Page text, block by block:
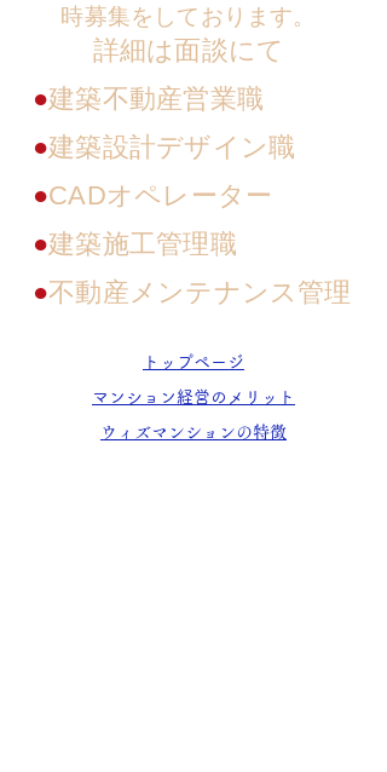
時募集をしております。
​詳細は面談にて
●建築不動産営業職
●建築設計デザイン職
●CADオペレーター
●建築施工管理職
●不動産メンテナンス管理
トップページ
マンション経営のメリット
ウィズマンションの特徴